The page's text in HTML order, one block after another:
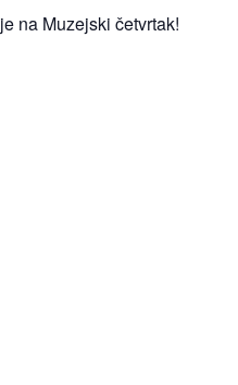
na Muzejski četvrtak!